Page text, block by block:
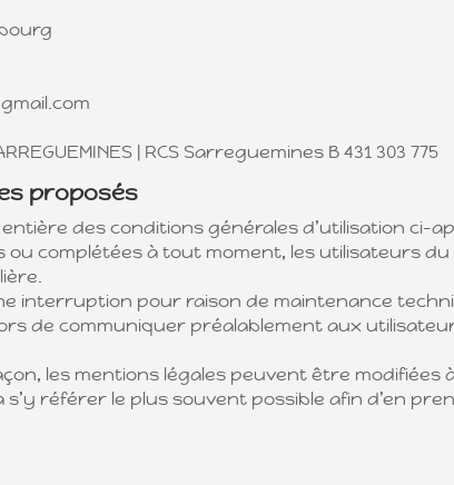
| RCS Sarreguemines B 431 303 775
proposés
des conditions générales d’utilisation ci-
ou complétées à tout moment, les utilisateurs du
interruption pour raison de maintenance
de communiquer préalablement aux
les mentions légales peuvent être modifiées
référer le plus souvent possible afin d’en